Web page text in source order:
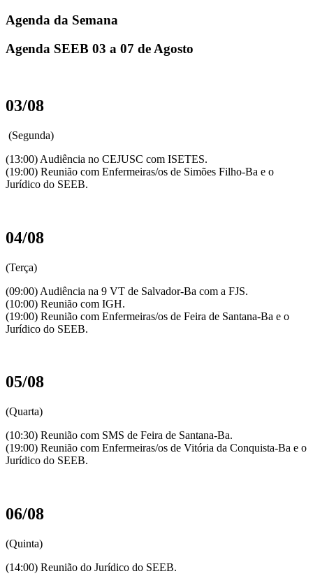
Agenda da Semana
Agenda SEEB 03 a 07 de Agosto
03/08
(Segunda)
(13:00) Audiência no CEJUSC com ISETES.
(19:00) Reunião com Enfermeiras/os de Simões Filho-Ba e o
Jurídico do SEEB.
04/08
(Terça)
(09:00) Audiência na 9 VT de Salvador-Ba com a FJS.
(10:00) Reunião com IGH.
(19:00) Reunião com Enfermeiras/os de Feira de Santana-Ba e o
Jurídico do SEEB.
05/08
(Quarta)
(10:30) Reunião com SMS de Feira de Santana-Ba.
(19:00) Reunião com Enfermeiras/os de Vitória da Conquista-Ba e o
Jurídico do SEEB.
06/08
(Quinta)
(14:00) Reunião do Jurídico do SEEB.